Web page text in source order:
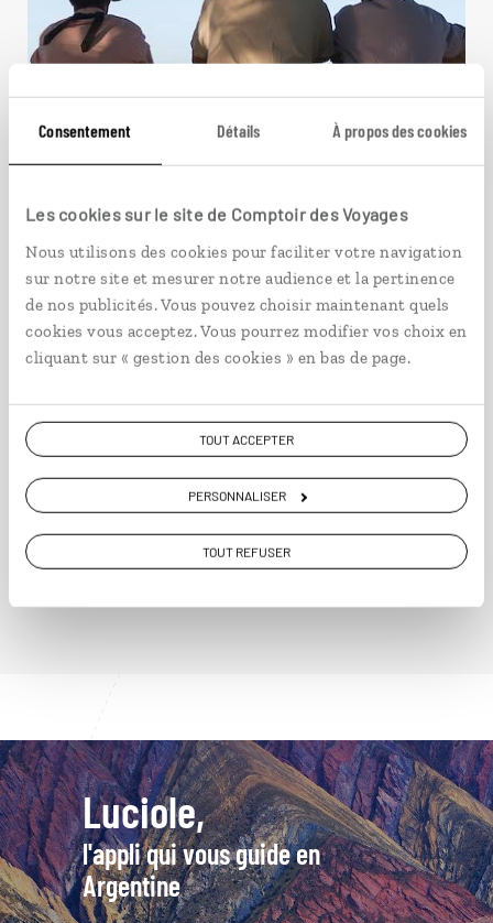
Consentement Détails À propos des cookies
Les cookies sur le site de Comptoir des Voyages
Nous utilisons des cookies pour faciliter votre navigation
sur notre site et mesurer notre audience et la pertinence
de nos publicités. Vous pouvez choisir maintenant quels
cookies vous acceptez. Vous pourrez modifier vos choix en
cliquant sur « gestion des cookies » en bas de page.
TOUT ACCEPTER
PERSONNALISER
TOUT REFUSER
Far West argentin
Autotour 4 × 4 : grands espaces argentins, villes
coloniales, Buenos Aires.
VOIR NOS 9 IDÉES DE VOYAGE EN ARGENTINE
Luciole,
l'appli qui vous guide en
Argentine